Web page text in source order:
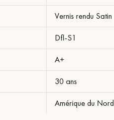
Vernis rendu Satin
Dfl-S1
A+
30 ans
Amérique du Nord